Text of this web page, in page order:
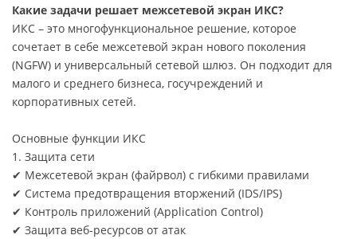
Какие задачи решает межсетевой экран ИКС?
ИКС – это многофункциональное решение, которое
сочетает в себе межсетевой экран нового поколения
(NGFW) и универсальный сетевой шлюз. Он подходит для
малого и среднего бизнеса, госучреждений и
корпоративных сетей.
Основные функции ИКС
1. Защита сети
✔ Межсетевой экран (файрвол) с гибкими правилами
✔ Система предотвращения вторжений (IDS/IPS)
✔ Контроль приложений (Application Control)
✔ Защита веб-ресурсов от атак